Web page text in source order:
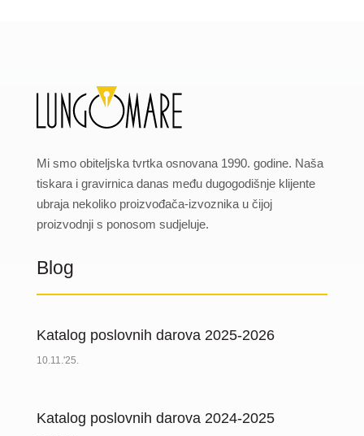
Mi smo obiteljska tvrtka osnovana 1990. godine. Naša
tiskara i gravirnica danas među dugogodišnje klijente
ubraja nekoliko proizvođača-izvoznika u čijoj
proizvodnji s ponosom sudjeluje.
Blog
Katalog poslovnih darova 2025-2026
10.11.'25.
Katalog poslovnih darova 2024-2025